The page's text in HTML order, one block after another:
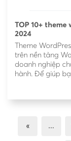
TOP 10+
2024
Theme
trên nền tảng
doanh nghiệp
hành. Để giúp
« ...